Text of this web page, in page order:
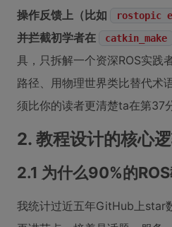
操作反馈上（比如
rostopic
并拦截初学者在
catkin_make
具，只拆解一个资深ROS实践
路径、用物理世界类比替代术
须比你的读者更清楚ta在第37
2. 教程设计的核心
2.1 为什么90%的
我统计过近五年GitHub上star